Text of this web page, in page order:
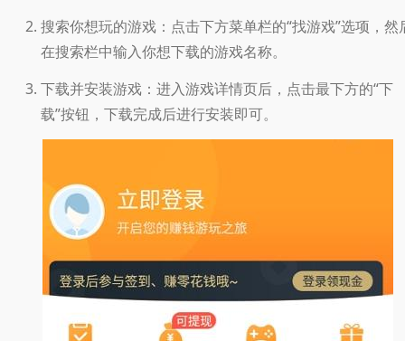
搜索你想玩的游戏：点击下方菜单栏的“找游戏”选项，然
在搜索栏中输入你想下载的游戏名称。
下载并安装游戏：进入游戏详情页后，点击最下方的“下
载”按钮，下载完成后进行安装即可。